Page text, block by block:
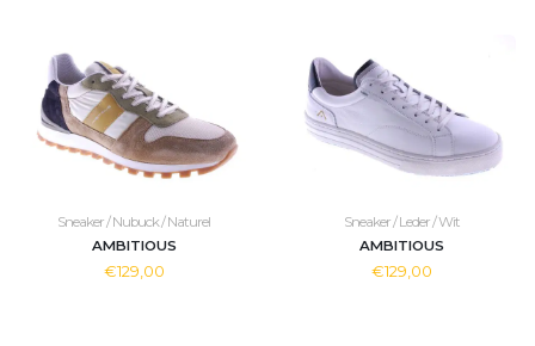
Sneaker / Nubuck / Naturel
AMBITIOUS
€129,00
Sneaker / Leder / Wit
AMBITIOUS
€129,00